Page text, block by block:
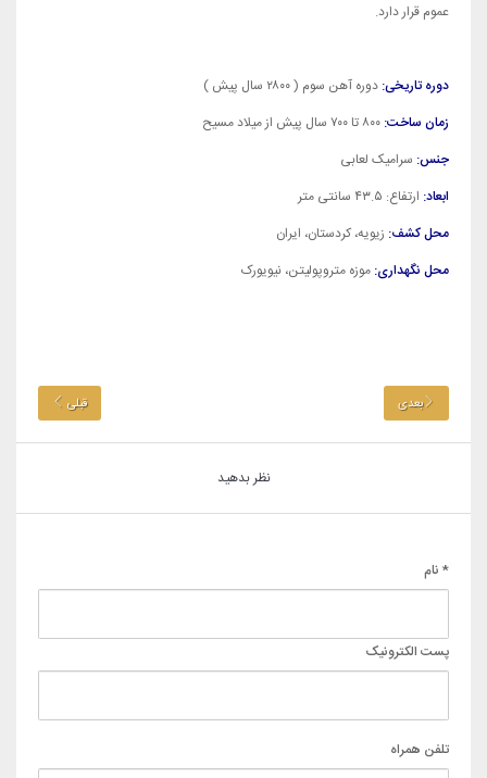
عموم قرار دارد.
دوره تاریخی: دوره آهن سوم ( ۲۸۰۰ سال پیش )
زمان ساخت:
جنس: سرامیک لعابی
ابعاد: ارتفاع: ۴۳.۵ سانتی متر
محل کشف: زیویه‎‎، کردستان، ایران
محل نگهداری: موزه متروپولیتن، نیویورک
بعدی قبلی
نظر بدهید
* نام
پست الکترونیک
تلفن همراه